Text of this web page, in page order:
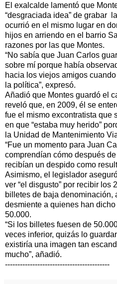
El exalcalde lamentó que
“desgraciada idea” de grabar
ocurrió en el mismo lugar en
hijos en arriendo en el barrio
razones por las que Montes.
“No sabía que Juan Carlos
sobre mí porque había
hacia los viejos amigos
la política”, expresó.
Añadió que Montes guardó el
reveló que, en 2009, él se
fue el mismo excontratista que
en que “estaba muy herido”
la Unidad de Mantenimiento
“Fue un momento para Juan
comprendían cómo después
recibían un despido como
Asimismo, el legislador
ver “el disgusto” por recibir los
billetes de baja denominación,
desmiente a quienes han
50.000.
“Si los billetes fuesen de
veces inferior, quizás lo
existiría una imagen tan
mucho”, añadió.
------------------------------------------